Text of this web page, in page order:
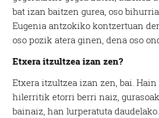
bat izan baitzen gurea, oso
Eugenia antzokiko kontzertuan
oso pozik atera ginen, dena oso
Etxera itzultzea izan zen?
Etxera itzultzea izan zen, bai. Hain
hilerritik etorri berri naiz,
bainaiz, han lurperatuta